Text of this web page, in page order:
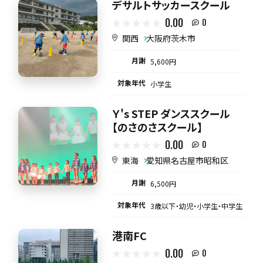
デサルトサッカースクール
0.00 0
関西 大阪府茨木市
月謝 5,600円
対象年代 小学生
Ｙ's STEP ダンススクール
【のさのさスクール】
0.00 0
東海 愛知県名古屋市昭和区
月謝 6,500円
対象年代 3歳以下・幼児・小学生・中学生
港南FC
0.00 0